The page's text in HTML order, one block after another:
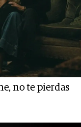
no te pierdas